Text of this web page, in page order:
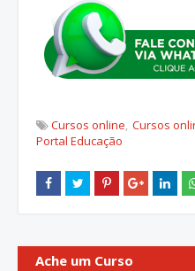
Cursos online Cursos
Portal Educação
Ache um Curso